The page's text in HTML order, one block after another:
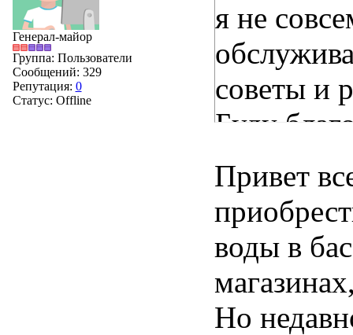
Генерал-майор
Группа: Пользователи
Сообщений: 329
Репутация: 0
Статус: Offline
я не
советы и
Буду
Привет
воды в
Но